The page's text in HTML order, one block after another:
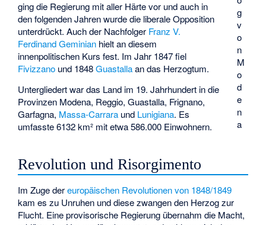
g
v
o
n
M
o
d
e
n
a
ging die Regierung mit aller Härte vor und auch in
den folgenden Jahren wurde die liberale Opposition
unterdrückt. Auch der Nachfolger Franz V.
Ferdinand Geminian hielt an diesem
innenpolitischen Kurs fest. Im Jahr 1847 fiel
Fivizzano und 1848Guastallaan das Herzogtum.
Untergliedert war das Land im 19. Jahrhundert in die
Provinzen Modena, Reggio, Guastalla, Frignano,
Garfagna, Massa-Carrara und Lunigiana. Es
umfasste 6132 km² mit etwa 586.000 Einwohnern.
Revolution und Risorgimento
Im Zuge dereuropäischen Revolutionen von 1848/1849
kam es zu Unruhen und diese zwangen den Herzog zur
Flucht. Eine provisorische Regierung übernahm die Macht,